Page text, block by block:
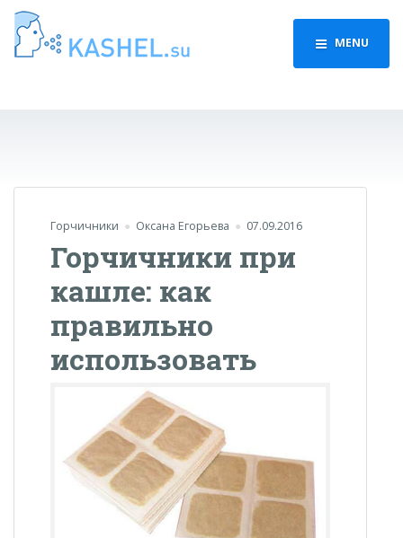
MENU
Горчичники Оксана Егорьева 07.09.2016
Горчичники при
кашле: как
правильно
использовать